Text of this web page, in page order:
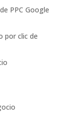
PPC Google
por clic de